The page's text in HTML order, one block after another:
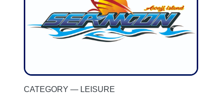
CATEGORY ― LEISURE